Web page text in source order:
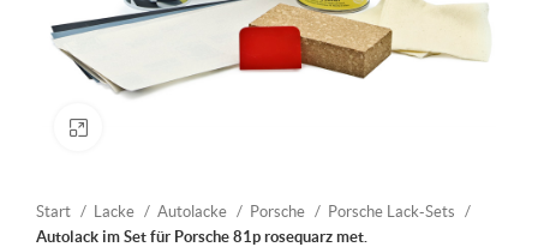
Start Lacke Autolacke Porsche
Porsche Lack-Sets
Autolack im Set für Porsche 81p rosequarz met.